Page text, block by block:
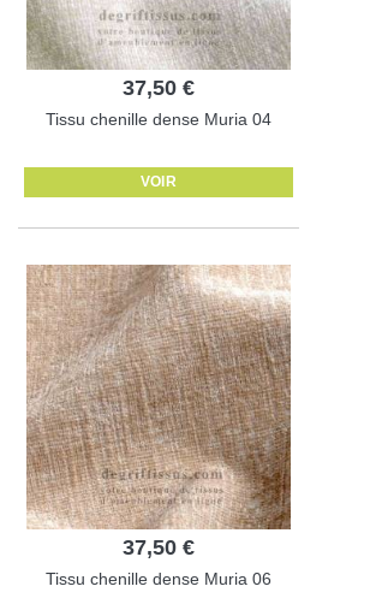
37,50 €
Tissu chenille dense Muria 04
VOIR
37,50 €
Tissu chenille dense Muria 06